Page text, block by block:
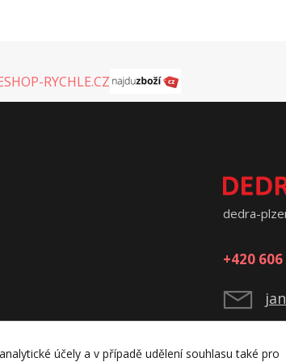
dedra-
+420
účely a v případě udělení souhlasu také pro